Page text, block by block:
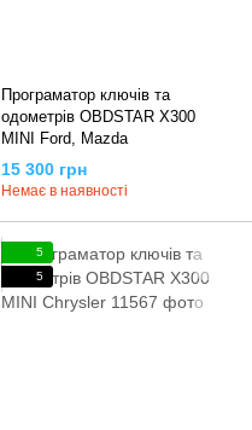
Програматор ключів та
одометрів OBDSTAR X300
MINI Ford, Mazda
15 300 грн
Немає в наявності
5
5